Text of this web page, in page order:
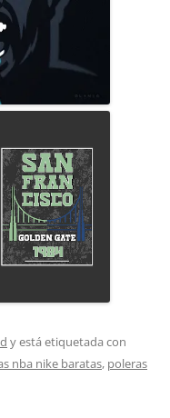
y está etiquetada con
nba nike baratas, poleras